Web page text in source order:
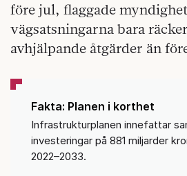
före jul, flaggade
vägsatsningarna bara
avhjälpande åtgärder än
Fakta: Planen i korthet
Infrastrukturplanen innefattar
investeringar på 881 miljarder
2022–2033.